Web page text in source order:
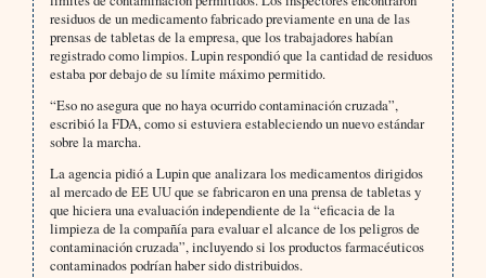
residuos de un medicamento fabricado previamente en una de las
prensas de tabletas de la empresa, que los trabajadores habían
registrado como limpios. Lupin respondió que la cantidad de residuos
estaba por debajo de su límite máximo permitido.
“Eso no asegura que no haya ocurrido contaminación cruzada”,
escribió la FDA, como si estuviera estableciendo un nuevo estándar
sobre la marcha.
La agencia pidió a Lupin que analizara los medicamentos dirigidos
al mercado de EE UU que se fabricaron en una prensa de tabletas y
que hiciera una evaluación independiente de la “eficacia de la
limpieza de la compañía para evaluar el alcance de los peligros de
contaminación cruzada”, incluyendo si los productos farmacéuticos
contaminados podrían haber sido distribuidos.